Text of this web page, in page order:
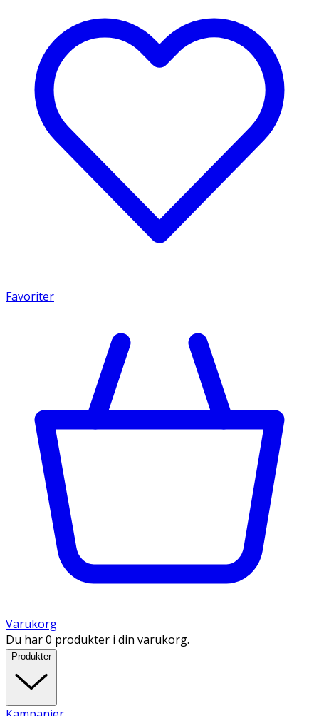
Favoriter
Varukorg
Du har 0 produkter i din varukorg.
Produkter